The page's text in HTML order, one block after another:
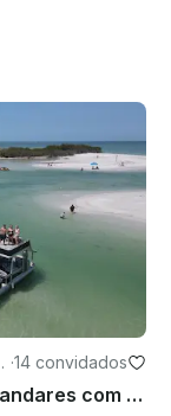
·14 convidados
Barco de festa de dois andares com toboágua na Praia da Madeira!